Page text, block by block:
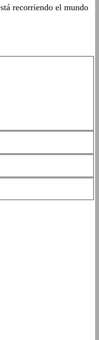
recorriendo el mundo